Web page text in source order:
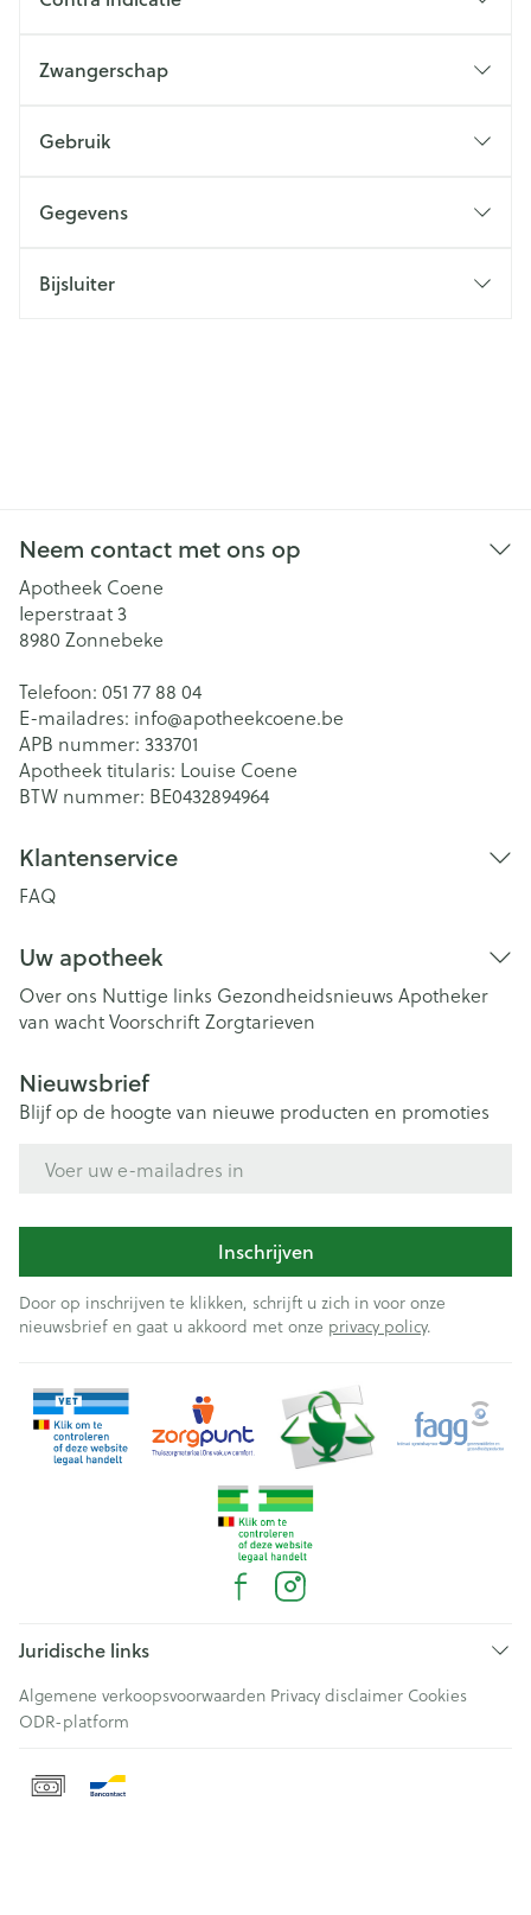
Zwangerschap
Gebruik
Gegevens
Bijsluiter
Neem contact met ons op
Apotheek Coene
Ieperstraat 3
8980 Zonnebeke
Telefoon: 051 77 88 04
E-mailadres: info@apotheekcoene.be
APB nummer: 333701
Apotheek titularis: Louise Coene
BTW nummer: BE0432894964
Klantenservice
FAQ
Uw apotheek
Over ons Nuttige links Gezondheidsnieuws Apotheker
van wachtVoorschriftZorgtarieven
Nieuwsbrief
Blijf op de hoogte van nieuwe producten en promoties
Inschrijven
Door op inschrijven te klikken, schrijft u zich in voor onze
nieuwsbrief en gaat u akkoord met onze privacy policy.
Juridische links
Algemene verkoopsvoorwaarden Privacy disclaimer Cookies
ODR-platform